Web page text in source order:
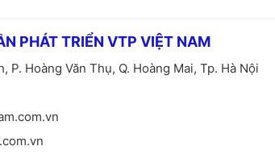
PHÁT TRIỂN VTP VIỆT NAM
P. Hoàng Văn Thụ, Q. Hoàng Mai, Tp. Hà Nội